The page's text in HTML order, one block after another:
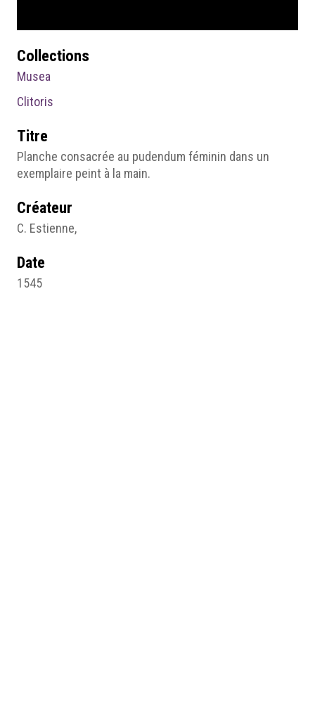
Collections
Musea
Clitoris
Titre
Planche consacrée au pudendum féminin dans un
exemplaire peint à la main.
Créateur
C. Estienne,
Date
1545